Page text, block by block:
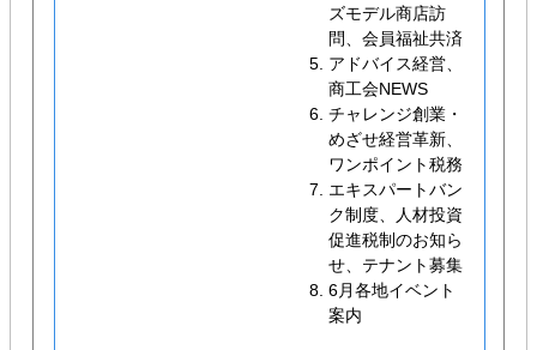
ズモデル商店訪
問、会員福祉共済
アドバイス経営、
商工会NEWS
チャレンジ創業・
めざせ経営革新、
ワンポイント税務
エキスパートバン
ク制度、人材投資
促進税制のお知ら
せ、テナント募集
6月各地イベント
案内